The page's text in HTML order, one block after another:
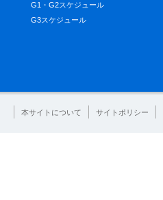
G1・G2スケジュール
G3スケジュール
本サイトについて サイトポリシー